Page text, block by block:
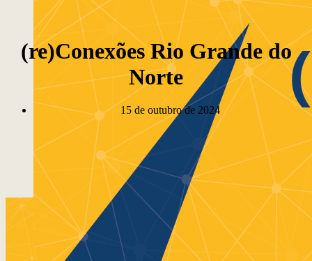
(re)Conexões Rio Grande do
Norte
15 de outubro de 2024